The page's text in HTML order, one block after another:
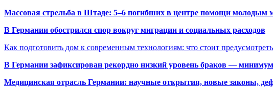
Массовая стрельба в Штаде: 5–6 погибших в центре помощи молодым
В Германии обострился спор вокруг миграции и социальных расходов
Как подготовить дом к современным технологиям: что стоит
В Германии зафиксирован рекордно низкий уровень браков — минимум
Медицинская отрасль Германии: научные открытия, новые законы,